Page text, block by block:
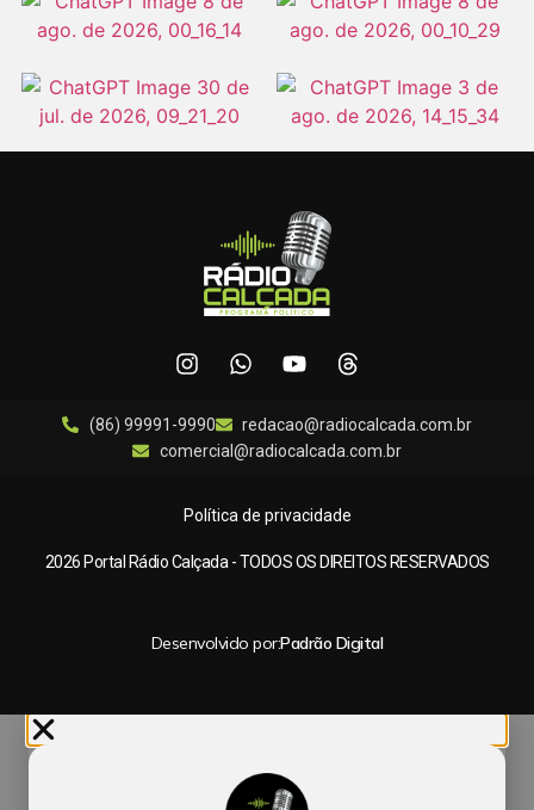
(86) 99991-9990
redacao@radiocalcada.com.br
comercial@radiocalcada.com.br
Política de privacidade
2026 Portal Rádio Calçada - TODOS OS DIREITOS RESERVADOS
Desenvolvido por:Padrão Digital